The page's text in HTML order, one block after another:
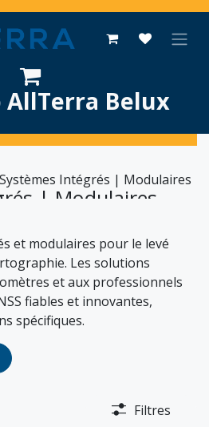
AllTerra Belux
Systèmes Intégrés | Modulaires
| Modulaires
et modulaires pour le levé
Les solutions
et aux professionnels
fiables et innovantes,
spécifiques.
Filtres